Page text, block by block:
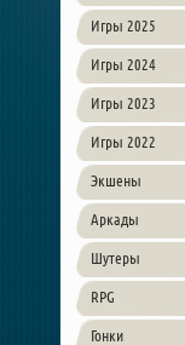
Игры 2025
Игры 2024
Игры 2023
Игры 2022
Экшены
Аркады
Шутеры
RPG
Гонки